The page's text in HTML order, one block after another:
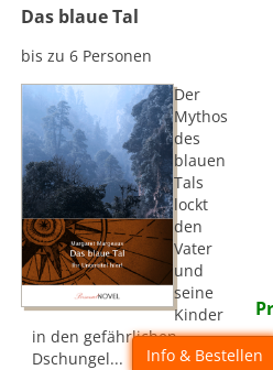
Das blaue Tal
bis zu 6 Personen
Der
Mythos
des
blauen
Tals
lockt
den
Vater
und
seine
Kinder
in den gefährlichen
Dschungel...
Info & Bestellen